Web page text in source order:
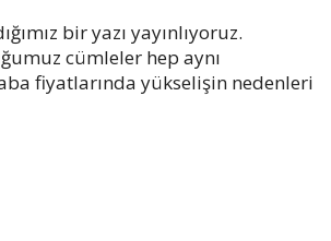
bir yazı yayınlıyoruz.
cümleler hep aynı
fiyatlarında yükselişin nedenleri